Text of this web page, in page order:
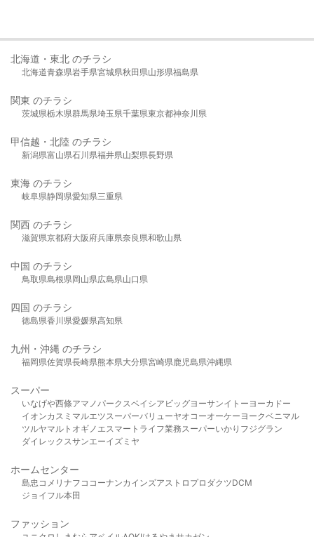
北海道・東北 のチラシ
北海道青森県岩手県宮城県秋田県山形県福島県
関東 のチラシ
茨城県栃木県群馬県埼玉県千葉県東京都神奈川県
甲信越・北陸 のチラシ
新潟県富山県石川県福井県山梨県長野県
東海 のチラシ
岐阜県静岡県愛知県三重県
関西 のチラシ
滋賀県京都府大阪府兵庫県奈良県和歌山県
中国 のチラシ
鳥取県島根県岡山県広島県山口県
四国 のチラシ
徳島県香川県愛媛県高知県
九州・沖縄 のチラシ
福岡県佐賀県長崎県熊本県大分県宮崎県鹿児島県沖縄県
スーパー
いなげや西條アマノパークスベイシア ビッグヨーサンイトーヨーカドー
イオンカスミ マルエツスーパーバリューヤオコーオーケー ヨークベニマル
ツルヤマルト オギノ エスマート ライフ業務スーパーいかり フジグラン
ダイレックスサンエーイズミヤ
ホームセンター
島忠 コメリ ナフコ コーナンカインズアストロプロダクツDCM
ジョイフル本田
ファッション